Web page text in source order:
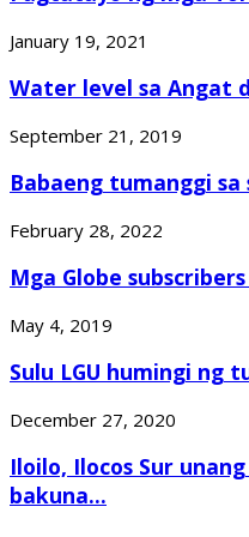
January 19, 2021
Water level sa Angat
September 21, 2019
Babaeng tumanggi sa
February 28, 2022
Mga Globe
May 4, 2019
Sulu LGU humingi ng
December 27, 2020
Iloilo, Ilocos Sur
bakuna...